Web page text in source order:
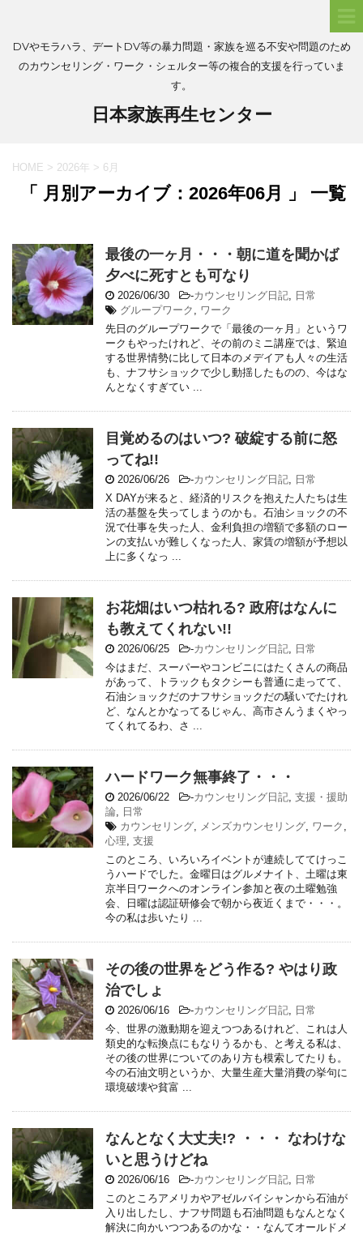
DVやモラハラ、デートDV等の暴力問題・家族を巡る不安や問題のため
のカウンセリング・ワーク・シェルター等の複合的支援を行っていま
す。
日本家族再生センター
HOME > 2026年 > 6月
「 月別アーカイブ：2026年06月 」 一覧
最後の一ヶ月・・・朝に道を聞かば
夕べに死すとも可なり
2026/06/30 -カウンセリング日記, 日常
グループワーク , ワーク
先日のグループワークで「最後の一ヶ月」というワ
ークもやったけれど、その前のミニ講座では、緊迫
する世界情勢に比して日本のメデイアも人々の生活
も、ナフサショックで少し動揺したものの、今はな
んとなくすぎてい ...
目覚めるのはいつ? 破綻する前に怒
ってね!!
2026/06/26 -カウンセリング日記, 日常
X DAYが来ると、経済的リスクを抱えた人たちは生
活の基盤を失ってしまうのかも。石油ショックの不
況で仕事を失った人、金利負担の増額で多額のロー
ンの支払いが難しくなった人、家賃の増額が予想以
上に多くなっ ...
お花畑はいつ枯れる? 政府はなんに
も教えてくれない!!
2026/06/25 -カウンセリング日記, 日常
今はまだ、スーパーやコンビニにはたくさんの商品
があって、トラックもタクシーも普通に走ってて、
石油ショックだのナフサショックだの騒いでたけれ
ど、なんとかなってるじゃん、高市さんうまくやっ
てくれてるわ、さ ...
ハードワーク無事終了・・・
2026/06/22 -カウンセリング日記, 支援・援助
論, 日常
カウンセリング, メンズカウンセリング, ワーク ,
心理, 支援
このところ、いろいろイベントが連続しててけっこ
うハードでした。金曜日はグルメナイト、土曜は東
京半日ワークへのオンライン参加と夜の土曜勉強
会、日曜は認証研修会で朝から夜近くまで・・・。
今の私は歩いたり ...
その後の世界をどう作る? やはり政
治でしょ
2026/06/16 -カウンセリング日記, 日常
今、世界の激動期を迎えつつあるけれど、これは人
類史的な転換点にもなりうるかも、と考える私は、
その後の世界についてのあり方も模索してたりも。
今の石油文明というか、大量生産大量消費の挙句に
環境破壊や貧富 ...
なんとなく大丈夫!? ・・・ なわけな
いと思うけどね
2026/06/16 -カウンセリング日記, 日常
このところアメリカやアゼルバイシャンから石油が
入り出したし、ナフサ問題も石油問題もなんとなく
解決に向かいつつあるのかな・・なんてオールドメ